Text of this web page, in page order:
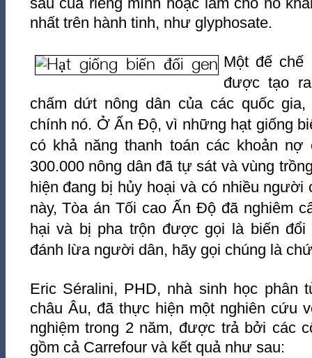
nhất trên hành tinh, như glyphosate.
Một đế chế
được tạo
chấm dứt nông dân của các quốc
chính nó. Ở Ấn Độ, vì những hạt giống
có khả năng thanh toán các khoản
300.000 nông dân đã tự sát và vùng
hiện đang bị hủy hoại và có nhiều
này, Tòa án Tối cao Ấn Độ đã nghiêm
hại và bị pha trộn được gọi là biến
đánh lừa người dân, hãy gọi chúng là
Eric Séralini, PHD, nhà sinh học phân
châu Âu, đã thực hiện một nghiên cứu
nghiệm trong 2 năm, được trả bởi các
gồm cả Carrefour và kết quả như sau: